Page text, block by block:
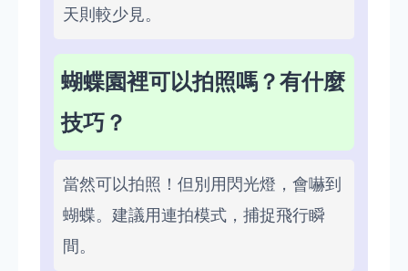
天則較少見。
蝴蝶園裡可以拍照嗎？有什麼
技巧？
當然可以拍照！但別用閃光燈，會嚇到
蝴蝶。建議用連拍模式，捕捉飛行瞬
間。